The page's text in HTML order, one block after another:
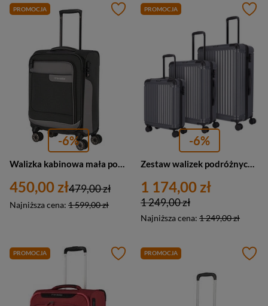
PROMOCJA
-6%
Walizka kabinowa mała podróżna antracytowa materiałowa - Travelite Viia 92847-04
450,00 zł
Najniższa cena: 1 599,00 zł
479,00 zł
PROMOCJA
-6%
Zestaw walizek podróżnych, mała, średnia, duża, ABS, 4 kółka, antracytowe Travelite 72640-20
1 174,00 zł
Najniższa cena: 1 249,00 zł
1 249,00 zł
PROMOCJA PROMOCJA